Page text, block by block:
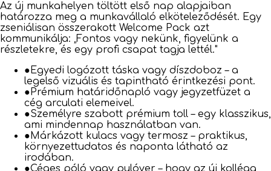
Az új munkahelyen töltött első nap alapjaiban
határozza meg a munkavállaló elköteleződését. Egy
zseniálisan összerakott Welcome Pack azt
kommunikálja: „Fontos vagy nekünk, figyelünk a
részletekre, és egy profi csapat tagja lettél."
● Egyedi logózott táska vagy díszdoboz – a
legelső vizuális és tapintható érintkezési pont.
●Prémium határidőnapló vagy jegyzetfüzet a
cég arculati elemeivel.
●Személyre szabott prémium toll – egy klasszikus,
ami mindennap használatban van.
●Márkázott kulacs vagy termosz – praktikus,
környezettudatos és naponta látható az
irodában.